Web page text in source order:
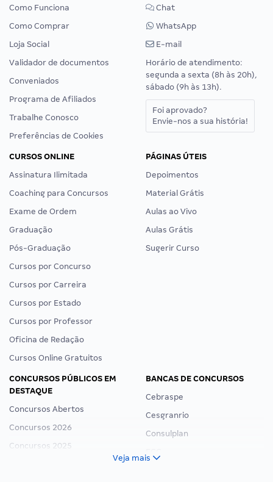
Como Funciona
Como Comprar
Loja Social
Validador de documentos
Conveniados
Programa de Afiliados
Trabalhe Conosco
Preferências de Cookies
Chat
WhatsApp
E-mail
Horário de atendimento:
segunda a sexta (8h às 20h),
sábado (9h às 13h).
Foi aprovado?
Envie-nos a sua história!
CURSOS ONLINE
Assinatura Ilimitada
Coaching para Concursos
Exame de Ordem
Graduação
Pós-Graduação
Cursos por Concurso
Cursos por Carreira
Cursos por Estado
Cursos por Professor
Oficina de Redação
Cursos Online Gratuitos
PÁGINAS ÚTEIS
Depoimentos
Material Grátis
Aulas ao Vivo
Aulas Grátis
Sugerir Curso
CONCURSOS PÚBLICOS EM
DESTAQUE
Concursos Abertos
Concursos 2026
Concursos 2025
BANCAS DE CONCURSOS
Cebraspe
Cesgranrio
Consulplan
Veja mais